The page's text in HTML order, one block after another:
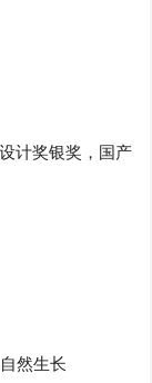
计奖银奖，国产
然生长